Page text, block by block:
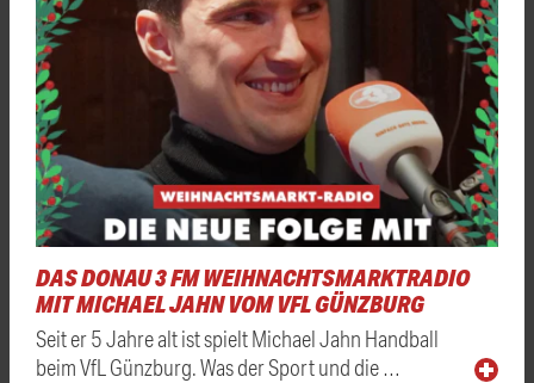
DAS DONAU 3 FM WEIHNACHTSMARKTRADIO
MIT MICHAEL JAHN VOM VFL GÜNZBURG
Seit er 5 Jahre alt ist spielt Michael Jahn Handball
beim VfL Günzburg. Was der Sport und die …